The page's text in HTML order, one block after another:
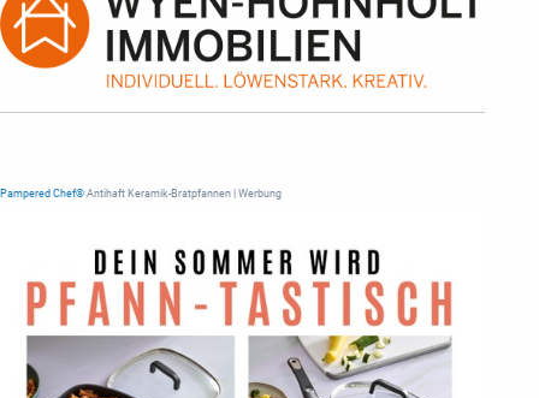
Pampered Chef® Antihaft Keramik-Bratpfannen | Werbung